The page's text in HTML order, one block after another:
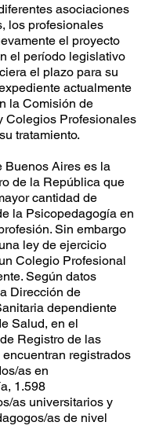
asociaciones
los profesionales
el proyecto
el período legislativo
el plazo para su
actualmente
la Comisión de
Colegios Profesionales
tratamiento.
Buenos Aires es la
de la República que
cantidad de
la Psicopedagogía en
Sin embargo
ley de ejercicio
Colegio Profesional
Según datos
Dirección de
dependiente
Salud, en el
Registro de las
registrados
as en
1.598
as universitarios y
as de nivel